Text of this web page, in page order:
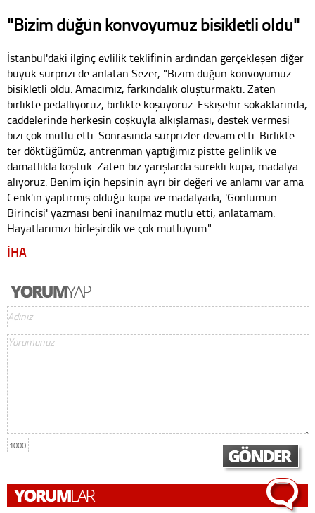
"Bizim düğün konvoyumuz bisikletli oldu"
İstanbul'daki ilginç evlilik teklifinin ardından gerçekleşen diğer
büyük sürprizi de anlatan Sezer, "Bizim düğün konvoyumuz
bisikletli oldu. Amacımız, farkındalık oluşturmaktı. Zaten
birlikte pedallıyoruz, birlikte koşuyoruz. Eskişehir sokaklarında,
caddelerinde herkesin coşkuyla alkışlaması, destek vermesi
bizi çok mutlu etti. Sonrasında sürprizler devam etti. Birlikte
ter döktüğümüz, antrenman yaptığımız pistte gelinlik ve
damatlıkla koştuk. Zaten biz yarışlarda sürekli kupa, madalya
alıyoruz. Benim için hepsinin ayrı bir değeri ve anlamı var ama
Cenk'in yaptırmış olduğu kupa ve madalyada, 'Gönlümün
Birincisi' yazması beni inanılmaz mutlu etti, anlatamam.
Hayatlarımızı birleşirdik ve çok mutluyum."
İHA
1000